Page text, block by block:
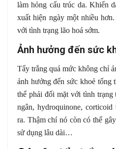
làm hỏng cấu trúc da. Khiến
xuất hiện ngày một nhiều
với tình trạng lão hoá sớm.
Ảnh hưởng đến sức
Tẩy trắng quá mức không chỉ
ảnh hưởng đến sức khoẻ tổng
thể phải đối mặt với tình trạng
ngân, hydroquinone,
ra. Thậm chí nó còn có thể
sử dụng lâu dài…